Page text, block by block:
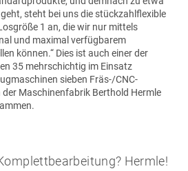
steht bei uns die stückzahlflexible
1 an, die wir nur mittels
und maximal verfügbarem
können.“ Dies ist auch einer der
35 mehrschichtig im Einsatz
sieben Fräs-/CNC-
Maschinenfabrik Berthold Hermle
Hermle!